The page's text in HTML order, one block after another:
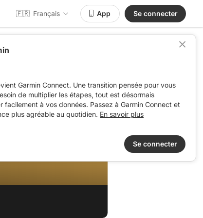
🇫🇷 Français App Se connecter
Garmin Connect. Une transition pensée pour vous
de multiplier les étapes, tout est désormais
facilement à vos données. Passez à Garmin Connect et
plus agréable au quotidien. En savoir plus
Se connecter